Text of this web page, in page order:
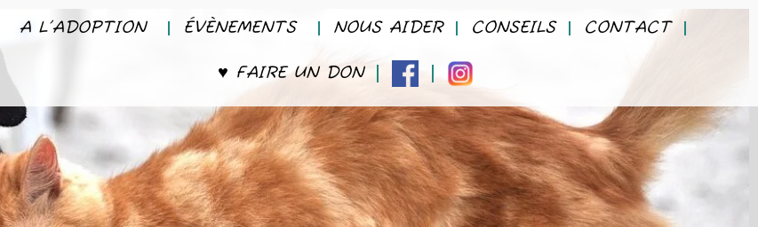
A L’ADOPTION ÉVÈNEMENTS NOUS AIDER CONSEILS CONTACT
♥ FAIRE UN DON FACEBOOKINSTAGRAM